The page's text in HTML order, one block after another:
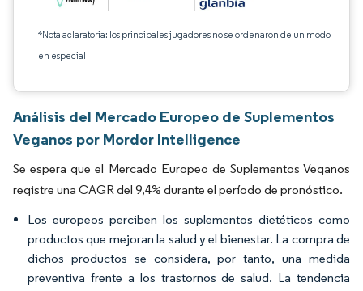
*Nota aclaratoria: los principales jugadores no se ordenaron de un modo
en especial
Análisis del Mercado Europeo de Suplementos
Veganos por Mordor Intelligence
Se espera que el Mercado Europeo de Suplementos Veganos
registre una CAGR del 9,4% durante el período de pronóstico.
Los europeos perciben los suplementos dietéticos como
productos que mejoran la salud y el bienestar. La compra de
dichos productos se considera, por tanto, una medida
preventiva frente a los trastornos de salud. La tendencia